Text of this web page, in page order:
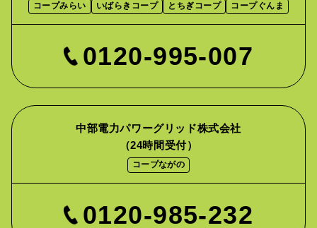
コープみらい いばらきコープ とちぎコープ コープぐんま
0120-995-007
中部電力パワーグリッド株式会社
（24時間受付）
コープながの
0120-985-232